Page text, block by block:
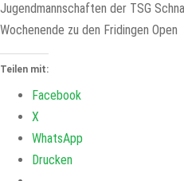
Jugendmannschaften der TSG
Wochenende zu den Fridingen Open
Teilen mit:
Facebook
X
WhatsApp
Drucken